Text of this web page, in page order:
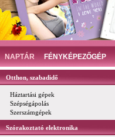
NAPTÁR FÉNYKÉPEZŐGÉP
Otthon, szabadidő
Háztartási gépek
Szépségápolás
Szerszámgépek
Szórakoztató elektronika